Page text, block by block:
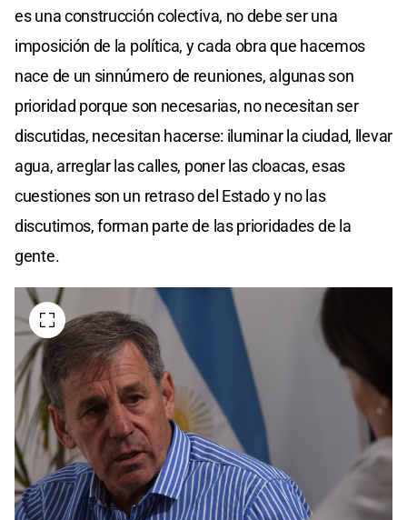
es una construcción colectiva, no debe ser una
imposición de la política, y cada obra que hacemos
nace de un sinnúmero de reuniones, algunas son
prioridad porque son necesarias, no necesitan ser
discutidas, necesitan hacerse: iluminar la ciudad, llevar
agua, arreglar las calles, poner las cloacas, esas
cuestiones son un retraso del Estado y no las
discutimos, forman parte de las prioridades de la
gente.